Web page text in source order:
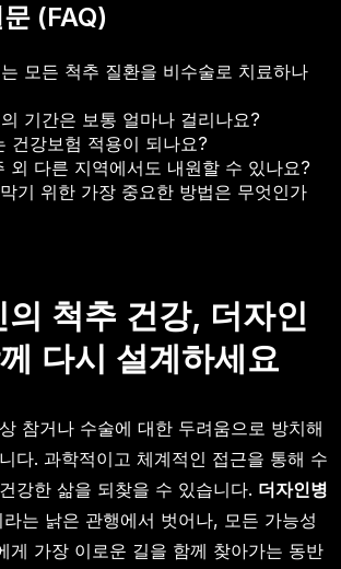
(FAQ)
모든 척추 질환을 비수술로 치료하나
기간은 보통 얼마나 걸리나요?
건강보험 적용이 되나요?
외 다른 지역에서도 내원할 수 있나요?
기 위한 가장 중요한 방법은 무엇인가
척추 건강, 더자인
다시 설계하세요
참거나 수술에 대한 두려움으로 방치해
다. 과학적이고 체계적인 접근을 통해 수
강한 삶을 되찾을 수 있습니다. 더자인병
는 낡은 관행에서 벗어나, 모든 가능성
게 가장 이로운 길을 함께 찾아가는 동반